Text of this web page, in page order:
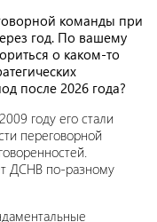
команды при
год. По вашему
о каком-то
после 2026 года?
году его стали
переговорной
ДСНВ по-разному